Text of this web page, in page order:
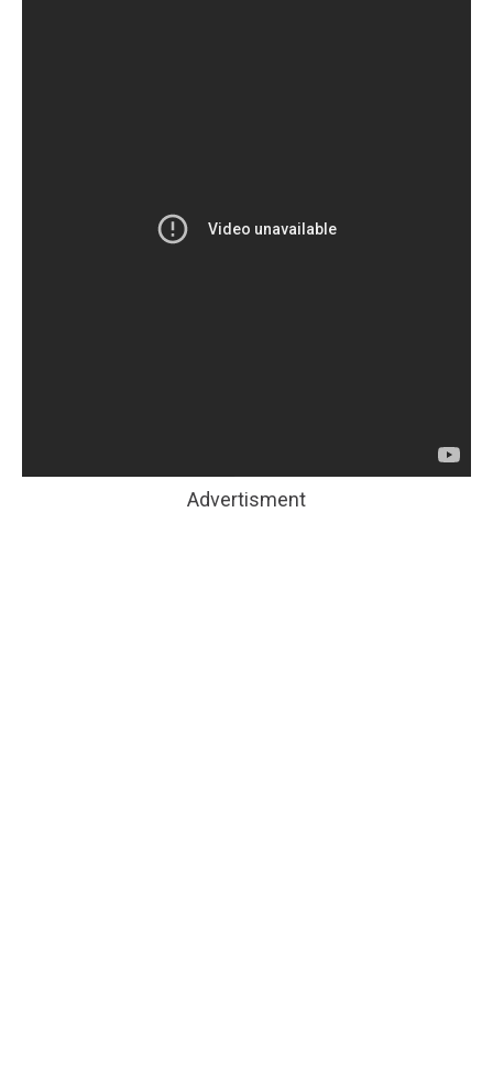
Advertisment